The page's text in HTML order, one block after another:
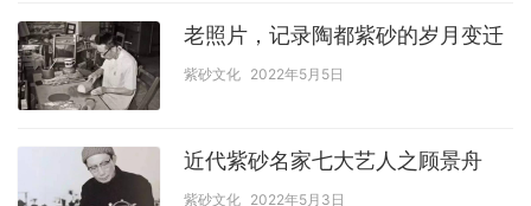
老照片，记录陶都紫砂的岁月变迁
紫砂文化 2022年5月5日
近代紫砂名家七大艺人之顾景舟
紫砂文化 2022年5月3日